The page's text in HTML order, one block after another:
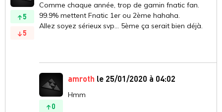
5
5
Comme chaque année, trop de gamin fnatic fan.
99.9% mettent Fnatic 1er ou 2ème hahaha.
Allez soyez sérieux svp... 5ème ça serait bien déjà.
0
amroth le 25/01/2020 à 04:02
Hmm